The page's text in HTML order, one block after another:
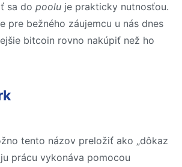
sa do poolu je prakticky nutnosťou.
pre bežného záujemcu u nás dnes
bitcoin rovno nakúpiť než ho
tento názov preložiť ako „dôkaz
prácu vykonáva pomocou